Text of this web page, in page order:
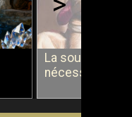
La soumission
nécessité du